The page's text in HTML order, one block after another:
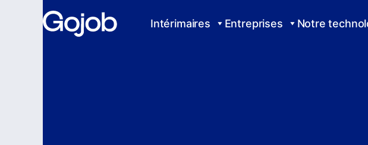
Intérimaires Entreprises Notre